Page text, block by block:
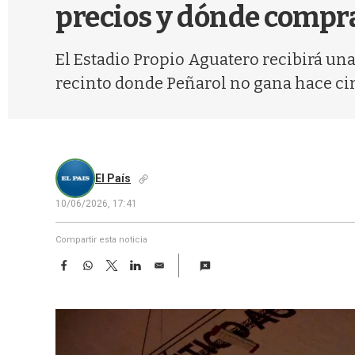
precios y dónde
El Estadio Propio Aguatero recibirá
recinto donde Peñarol no gana hace
El País
10/06/2026, 17:41
Compartir esta noticia
F
e
W
t
T
w
t
L
k
d
E
i